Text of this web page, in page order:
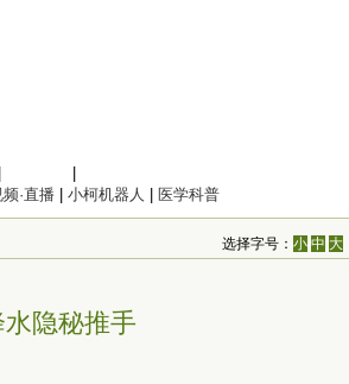
·直播 小柯机器人 医学科普
选择字号：小 中 大
隐秘推手